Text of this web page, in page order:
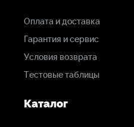
Оплата и доставка
Гарантия и сервис
Условия возврата
Тестовые таблицы
Каталог